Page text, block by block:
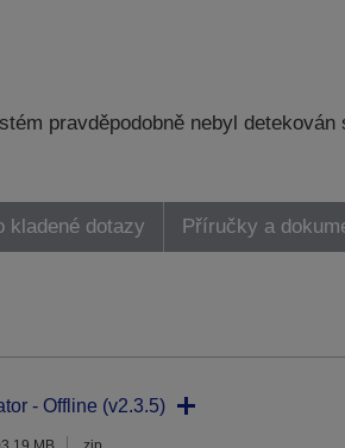
pravděpodobně nebyl
kladené dotazy Příručky a
- Offline (v2.3.5)